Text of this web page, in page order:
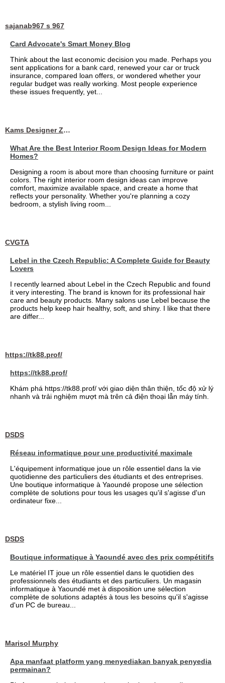
sajanab967 s 967
Card Advocate's Smart Money Blog
Think about the last economic decision you made. Perhaps you
sent applications for a bank card, renewed your car or truck
insurance, compared loan offers, or wondered whether your
regular budget was really working. Most people experience
these issues frequently, yet...
Kams Designer Zone
What Are the Best Interior Room Design Ideas for Modern
Homes?
Designing a room is about more than choosing furniture or paint
colors. The right interior room design ideas can improve
comfort, maximize available space, and create a home that
reflects your personality. Whether you're planning a cozy
bedroom, a stylish living room...
CVGTA
Lebel in the Czech Republic: A Complete Guide for Beauty
Lovers
I recently learned about Lebel in the Czech Republic and found
it very interesting. The brand is known for its professional hair
care and beauty products. Many salons use Lebel because the
products help keep hair healthy, soft, and shiny. I like that there
are differ...
https://tk88.prof/
https://tk88.prof/
Khám phá https://tk88.prof/ với giao diện thân thiện, tốc độ xử lý
nhanh và trải nghiệm mượt mà trên cả điện thoại lẫn máy tính.
DSDS
Réseau informatique pour une productivité maximale
L'équipement informatique joue un rôle essentiel dans la vie
quotidienne des particuliers des étudiants et des entreprises.
Une boutique informatique à Yaoundé propose une sélection
complète de solutions pour tous les usages qu'il s'agisse d'un
ordinateur fixe...
DSDS
Boutique informatique à Yaoundé avec des prix compétitifs
Le matériel IT joue un rôle essentiel dans le quotidien des
professionnels des étudiants et des particuliers. Un magasin
informatique à Yaoundé met à disposition une sélection
complète de solutions adaptés à tous les besoins qu'il s'agisse
d'un PC de bureau...
Marisol Murphy
Apa manfaat platform yang menyediakan banyak penyedia
permainan?